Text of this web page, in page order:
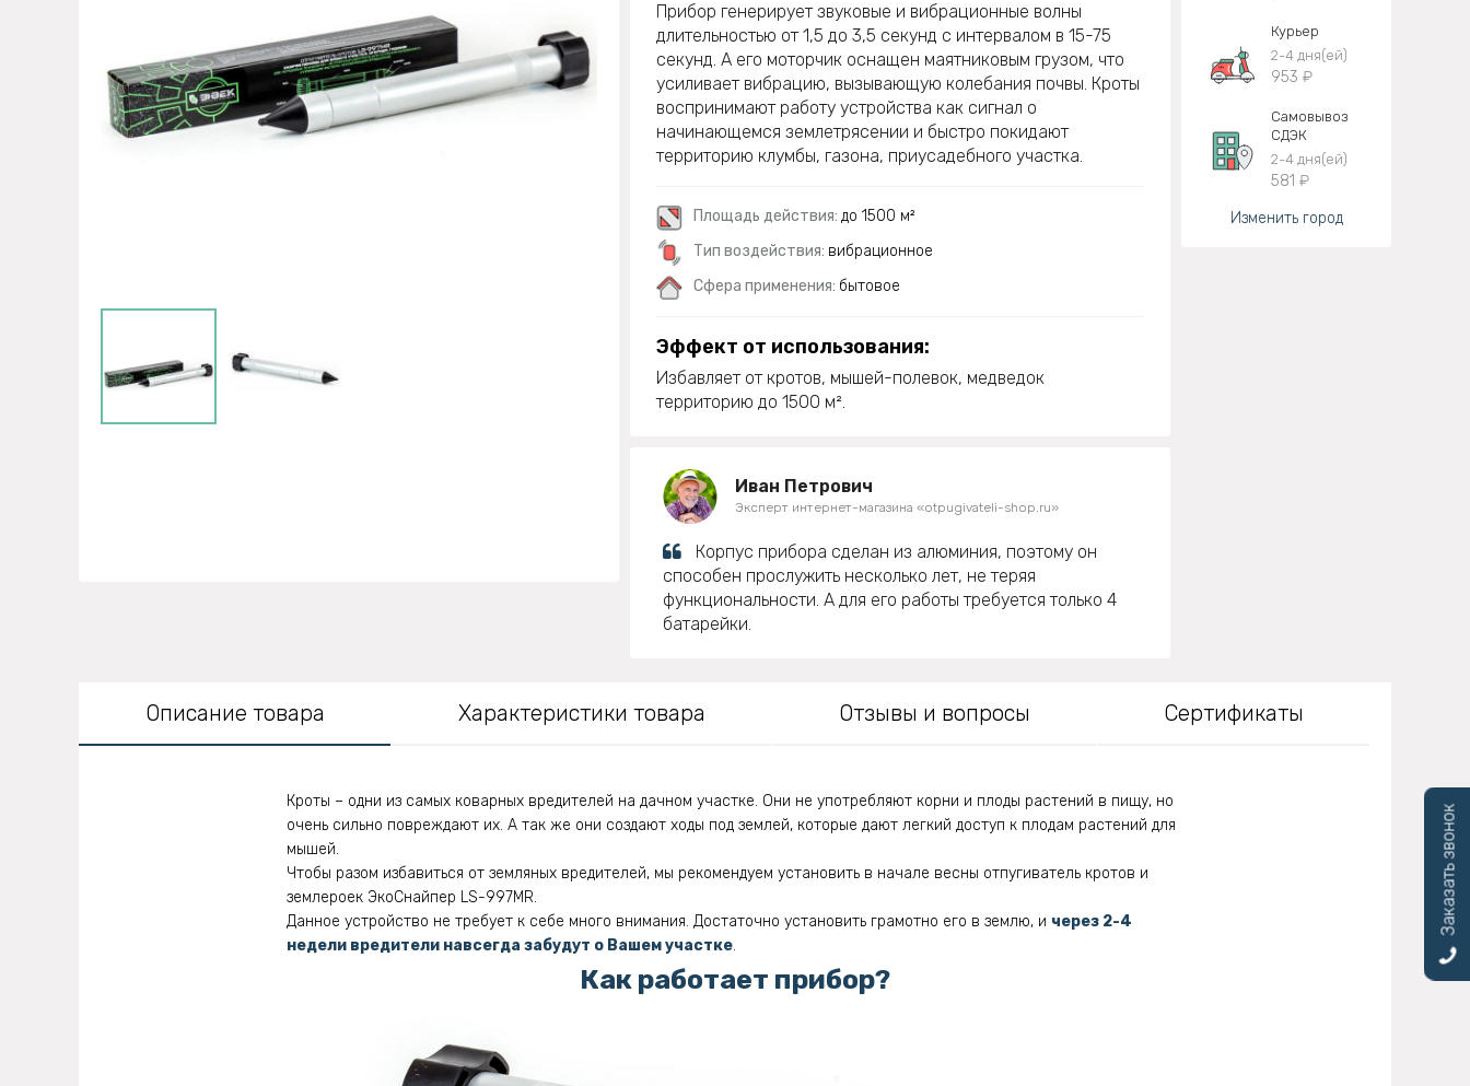
Прибор генерирует звуковые и вибрационные волны
длительностью от 1,5 до 3,5 секунд с интервалом в 15-75
секунд. А его моторчик оснащен маятниковым грузом, что
усиливает вибрацию, вызывающую колебания почвы. Кроты
воспринимают работу устройства как сигнал о
начинающемся землетрясении и быстро покидают
территорию клумбы, газона, приусадебного участка.
Площадь действия: до 1500 м²
Тип воздействия: вибрационное
Сфера применения: бытовое
Эффект от использования:
Избавляет от кротов, мышей-полевок, медведок
территорию до 1500 м².
Иван Петрович
Эксперт интернет-магазина «otpugivateli-shop.ru»
Корпус прибора сделан из алюминия, поэтому он
способен прослужить несколько лет, не теряя
функциональности. А для его работы требуется только 4
батарейки.
Курьер
2-4 дня(ей)
953 ₽
Самовывоз
СДЭК
2-4 дня(ей)
581 ₽
Изменить город
Описание товара Характеристики товара Отзывы и вопросы Сертификаты
Кроты – одни из самых коварных вредителей на дачном участке. Они не употребляют корни и плоды растений в пищу, но
очень сильно повреждают их. А так же они создают ходы под землей, которые дают легкий доступ к плодам растений для
мышей.
Чтобы разом избавиться от земляных вредителей, мы рекомендуем установить в начале весны отпугиватель кротов и
землероек ЭкоСнайпер LS-997MR.
Данное устройство не требует к себе много внимания. Достаточно установить грамотно его в землю, и через 2-4
недели вредители навсегда забудут о Вашем участке.
Как работает прибор?
Заказать звонок